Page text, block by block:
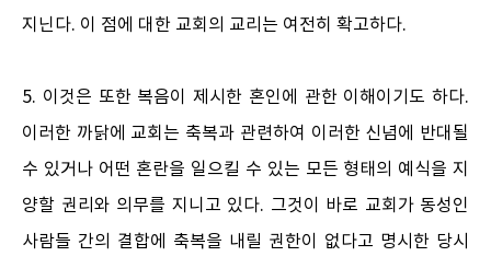
지닌다. 이 점에 대한 교회의 교리는 여전히 확고하다.
5. 이것은 또한 복음이 제시한 혼인에 관한 이해이기도 하다.
이러한 까닭에 교회는 축복과 관련하여 이러한 신념에 반대될
수 있거나 어떤 혼란을 일으킬 수 있는 모든 형태의 예식을 지
양할 권리와 의무를 지니고 있다. 그것이 바로 교회가 동성인
사람들 간의 결합에 축복을 내릴 권한이 없다고 명시한 당시